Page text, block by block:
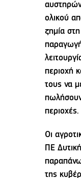
ολικού
ζημία
περιοχή
τους να
πωλήσουν
περιοχές.
Οι
ΠΕ
παραπάνω
της